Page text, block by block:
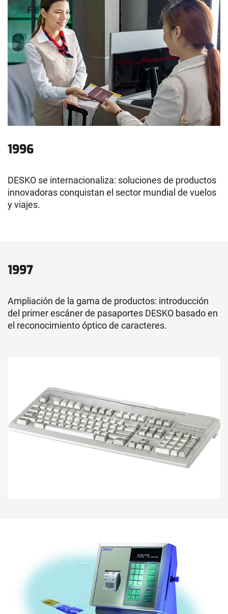
1996
DESKO se internacionaliza: soluciones de productos
innovadoras conquistan el sector mundial de vuelos
y viajes.
1997
Ampliación de la gama de productos: introducción
del primer escáner de pasaportes DESKO basado en
el reconocimiento óptico de caracteres.